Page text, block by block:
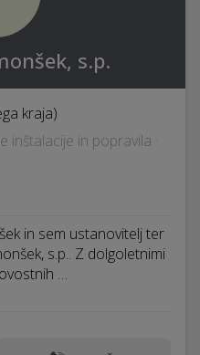
s.p.
kraja)
inštalacije in popravila ·
in sem ustanovitelj ter
s.p.. Z dolgoletnimi
…